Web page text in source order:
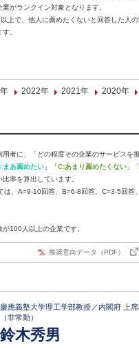
がランクイン対象となります。
上で、他人に薦めたくないと回答した人
。
2022年 2021年 2020年
用者に、「どの程度その企業のサービスを
まあ薦めたい 」「C:あまり薦めたくない 」「
率を算出しています。
、A=9-10回答、B=6-8回答、C=3-5回答
100人以上の企業です。
推奨意向データ（PDF）
慶應義塾大学理工学部教授／内閣府 上
（非常勤）
鈴木秀男